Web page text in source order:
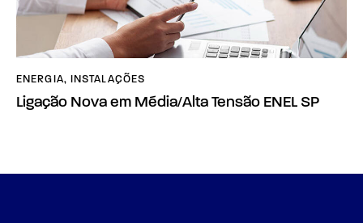
ENERGIA, INSTALAÇÕES
Ligação Nova em Média/Alta Tensão ENEL SP